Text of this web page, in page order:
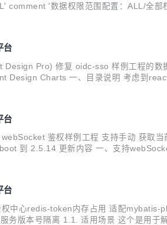
置：ALL/全部权限，CREATOR/创建者权限'; alter table
台
Design Pro) 修复 oidc-sso 样例工程的
Design Charts 一、目录说明 考虑
台
鉴权样例工程 支持手动 获取
到 2.5.14 更新内容 一、支持
台
中心redis-token内存占用 适配
版本号隔离 1.1. 适用场景 这个是用于